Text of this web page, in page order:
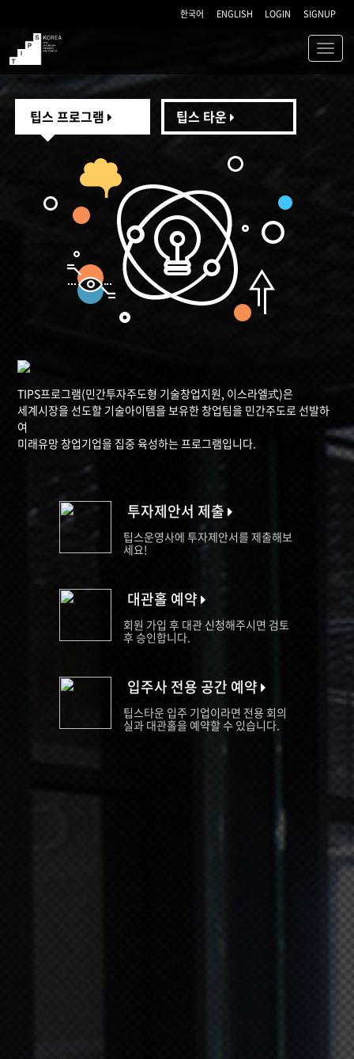
한국어 ENGLISH LOGIN SIGNUP
TIPS
팁스 프로그램 팁스 타운
TIPS프로그램(민간투자주도형 기술창업지원, 이스라엘式)은
세계시장을 선도할 기술아이템을 보유한 창업팀을 민간주도로 선발하
여
미래유망 창업기업을 집중 육성하는 프로그램입니다.
투자제안서 제출
팁스운영사에 투자제안서를 제출해보
세요!
대관홀 예약
회원 가입 후 대관 신청해주시면 검토
후 승인합니다.
입주사 전용 공간 예약
팁스타운 입주 기업이라면 전용 회의
실과 대관홀을 예약할 수 있습니다.